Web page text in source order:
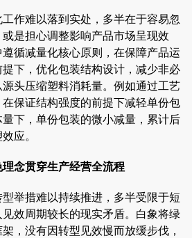
作难以落到实处，多半在于容易忽
是担心调整影响产品市场呈现效
循减量化核心原则，在保障产品运
下，优化包装结构设计，减少非必
头压缩塑料消耗量。例如通过工艺
保证结构强度的前提下减轻单份包
下，单份包装的微小减量，累计后
应。
念贯穿生产经营全流程
举措难以持续推进，多半受限于短
效周期较长的现实矛盾。白象将绿
，没有因转型见效慢而放缓步伐，